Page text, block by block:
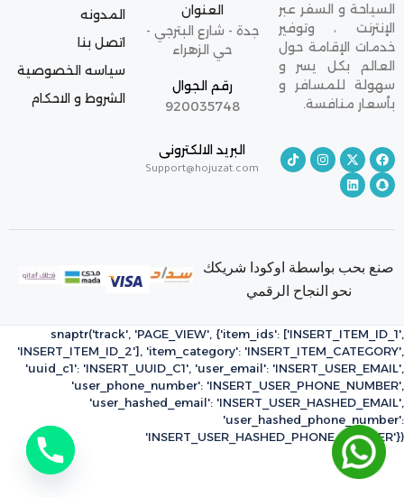
السياحة و السفر عبر
الإنترنت ، وتوفير
خدمات الإقامة حول
العالم بكل يسر و
سهولة للمسافر و
بأسعار منافسة.
العنوان
جدة - شارع البترجي -
حي الزهراء
رقم الجوال
920035748
البريد الالكترونى
Support@hojuzat.com
المدونه
اتصل بنا
سياسه الخصوصية
الشروط و الاحكام
صنع بحب بواسطة اوكودا شريكك
نحو النجاح الرقمي
snaptr('track', 'PAGE_VIEW', {'item_ids': ['INSERT_ITEM_ID_1',
'INSERT_ITEM_ID_2'], 'item_category': 'INSERT_ITEM_CATEGORY',
'uuid_c1': 'INSERT_UUID_C1', 'user_email': 'INSERT_USER_EMAIL',
'user_phone_number': 'INSERT_USER_PHONE_NUMBER',
'user_hashed_email': 'INSERT_USER_HASHED_EMAIL',
'user_hashed_phone_number':
'INSERT_USER_HASHED_PHONE_NUMBER'})